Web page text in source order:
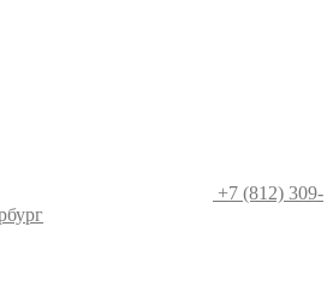
+7 (812) 309-